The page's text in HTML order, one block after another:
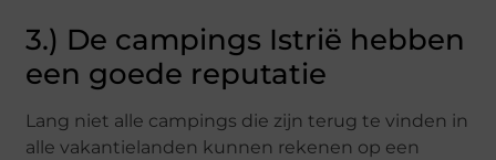
3.) De campings Istrië hebben
een goede reputatie
Lang niet alle campings die zijn terug te vinden in
alle vakantielanden kunnen rekenen op een